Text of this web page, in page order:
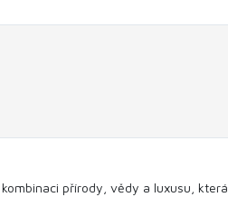
přírody, vědy a luxusu, která